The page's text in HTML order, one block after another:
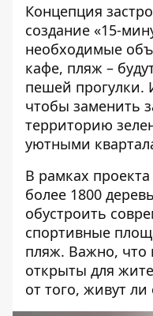
Концепция
создание «15-
необходимые
кафе, пляж –
пешей прогулки.
чтобы заменить
территорию
уютными
В рамках
более 1800
обустроить
спортивные
пляж. Важно, что
открыты для
от того, живут